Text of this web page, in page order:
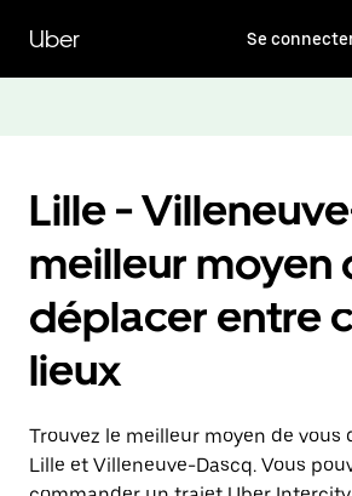
contenu
principal
Uber Se
Lille -
meilleur moyen
déplacer entre
lieux
Trouvez le meilleur moyen de vous
Lille et Villeneuve-Dascq. Vous